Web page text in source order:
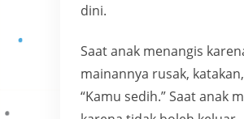
dini.
Saat anak menangis
mainannya rusak, katakan,
“Kamu sedih.” Saat anak